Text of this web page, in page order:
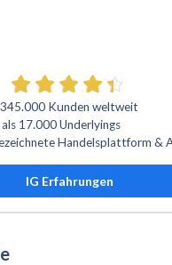
Kunden weltweit
17.000 Underlyings
Handelsplattform &
IG Erfahrungen